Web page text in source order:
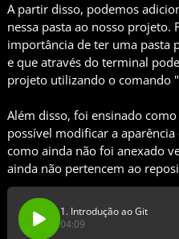
A partir disso, podemos
nessa pasta ao nosso
importância de ter uma pasta
e que através do terminal
projeto utilizando o comando
Além disso, foi ensinado
possível modificar a
como ainda não foi anexado
ainda não pertencem ao
1. Introdução ao Git
04:09